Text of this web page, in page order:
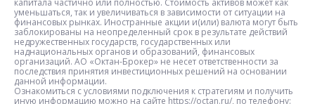
уменьшаться, так и увеличиваться в зависимости от ситуации на
финансовых рынках. Иностранные акции и(или) валюта могут быть
заблокированы на неопределенный срок в результате действий
недружественных государств, государственных или
наднациональных органов и образований, финансовых
организаций. АО «Октан-Брокер» не несет ответственности за
последствия принятия инвестиционных решений на основании
данной информации.
Ознакомиться с условиями подключения к стратегиям и получить
иную информацию можно на сайте https://octan.ru/, по телефону: